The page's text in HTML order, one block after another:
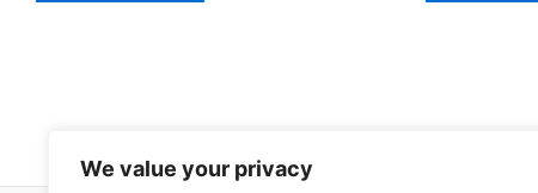
We value your privacy
5
5